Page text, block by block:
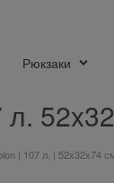
Рюкзаки
| 107 л. | 52x32x74